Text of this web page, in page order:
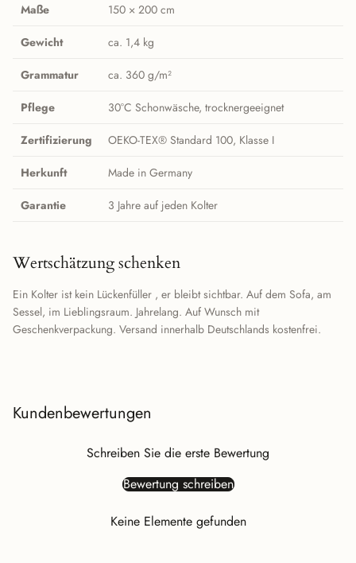
Maße 150 × 200 cm
Gewicht ca. 1,4 kg
Grammatur ca. 360 g/m²
Pflege 30°C Schonwäsche, trocknergeeignet
Zertifizierung OEKO-TEX® Standard 100, Klasse I
Herkunft Made in Germany
Garantie 3 Jahre auf jeden Kolter
Wertschätzung schenken
Ein Kolter ist kein Lückenfüller , er bleibt sichtbar. Auf dem Sofa, am
Sessel, im Lieblingsraum. Jahrelang. Auf Wunsch mit
Geschenkverpackung. Versand innerhalb Deutschlands kostenfrei.
Kundenbewertungen
Schreiben Sie die erste Bewertung
Bewertung schreiben
Keine Elemente gefunden